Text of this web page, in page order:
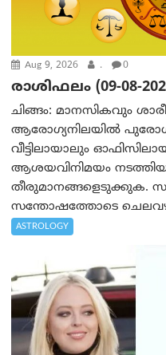
Aug 9, 2026 . 0
രാശിഫലം (09-08-
ചിങ്ങം: മാനസികവും
ആരോഗ്യനിലയിൽ
വീട്ടിലായാലും
ആശയവിനിമയം
തീരുമാനങ്ങളെടുക്കുക.
സന്തോഷത്തോടെ
ASTROLOGY